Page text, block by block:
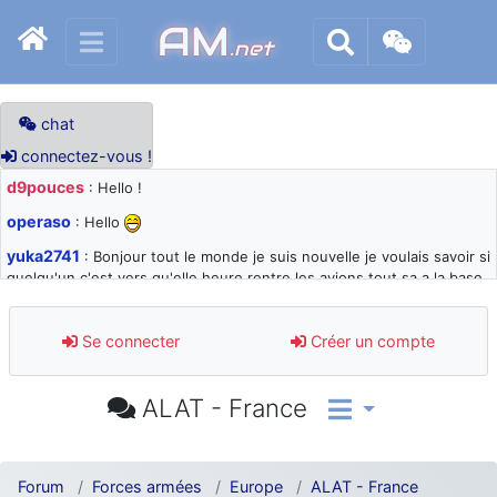
AM.net
chat
connectez-vous !
d9pouces : Hello !
operaso : Hello
yuka2741 : Bonjour tout le monde je suis nouvelle je voulais savoir si
quelqu'un c'est vers qu'elle heure rentre les avions tout sa a la base
d9pouces: désolé pour les quelques blocages du site ces derniers
jours : je teste des méthodes contre le spam et les bots trop nocifs
: Super, la nouvelle bannière
d9pouces: je suis un avion@,._,+ > lesquels ? je ne suis pas sûr de
comprendre
Se connecter Créer un compte
ALAT - France
Forum Forces armées Europe ALAT - France